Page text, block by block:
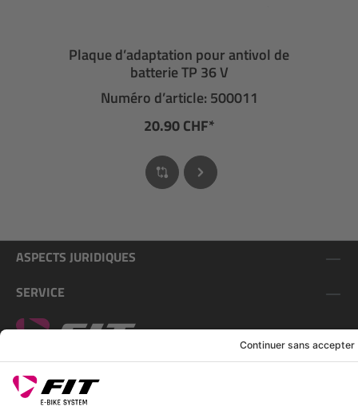
Plaque d’adaptation pour antivol de
batterie TP 36 V
Numéro d’article: 500011
20.90 CHF*
ASPECTS JURIDIQUES
SERVICE